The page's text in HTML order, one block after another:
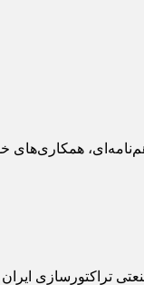
همکاری‌های
تراکتورسازی